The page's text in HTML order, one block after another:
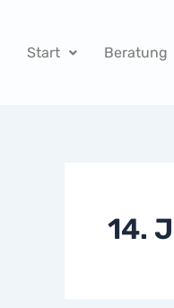
springen
Start Beratung
14.